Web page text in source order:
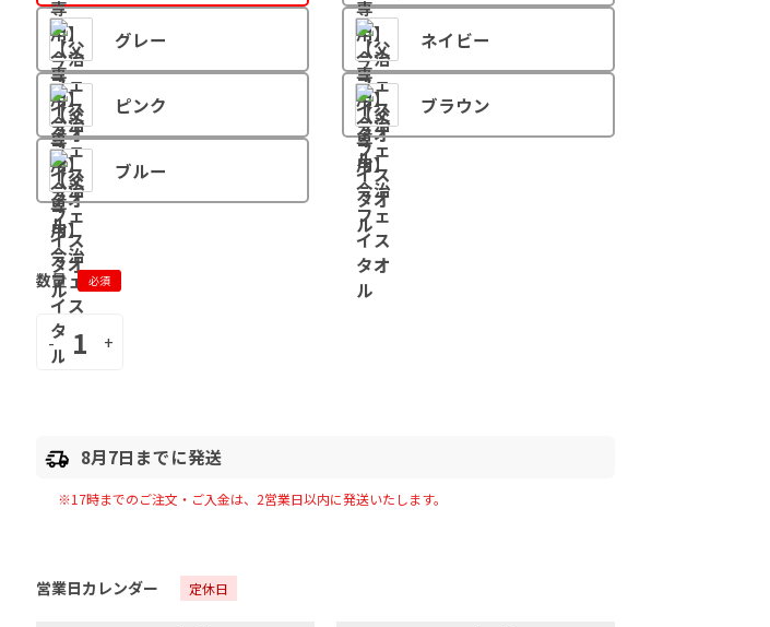
グレー ネイビー
ピンク ブラウン
ブルー
数量 必須
- +
8月7日までに発送
※17時までのご注文・ご入金は、 2営業日以内に発送いたします。
営業日カレンダー 定休日